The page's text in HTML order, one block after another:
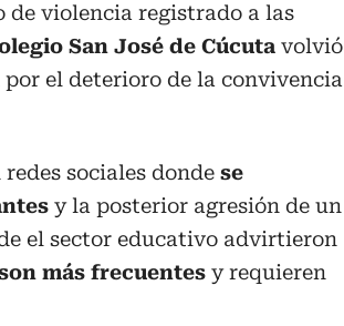
de violencia registrado a las
San José de Cúcuta volvió
el deterioro de la convivencia
sociales donde se
y la posterior agresión de un
el sector educativo advirtieron
más frecuentes y requieren